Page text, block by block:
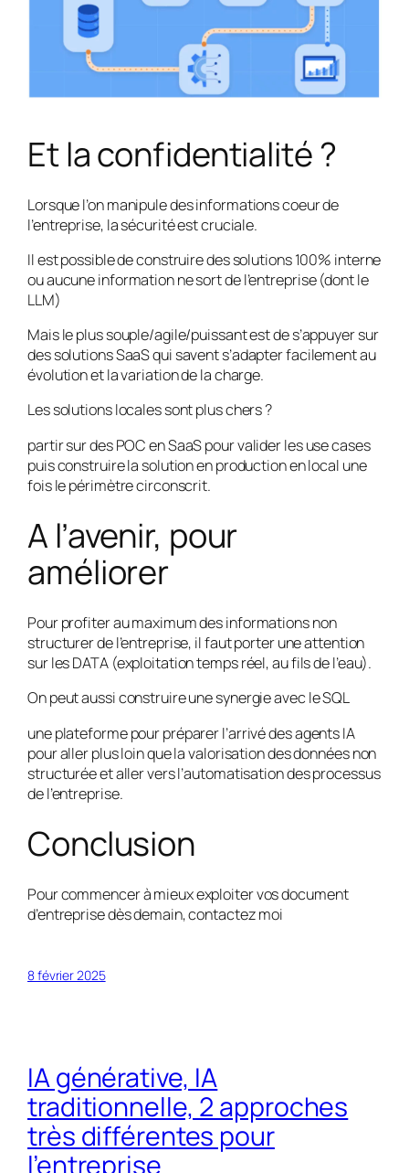
Et la confidentialité ?
Lorsque l’on manipule des informations coeur de
l’entreprise, la sécurité est cruciale.
Il est possible de construire des solutions 100% interne
ou aucune information ne sort de l’entreprise (dont le
LLM)
Mais le plus souple/agile/puissant est de s’appuyer sur
des solutions SaaS qui savent s’adapter facilement au
évolution et la variation de la charge.
Les solutions locales sont plus chers ?
partir sur des POC en SaaS pour valider les use cases
puis construire la solution en production en local une
fois le périmètre circonscrit.
A l’avenir, pour
améliorer
Pour profiter au maximum des informations non
structurer de l’entreprise, il faut porter une attention
sur les DATA (exploitation temps réel, au fils de l’eau).
On peut aussi construire une synergie avec le SQL
une plateforme pour préparer l’arrivé des agents IA
pour aller plus loin que la valorisation des données non
structurée et aller vers l’automatisation des processus
de l’entreprise.
Conclusion
Pour commencer à mieux exploiter vos document
d’entreprise dès demain, contactez moi
8 février 2025
IA générative, IA
traditionnelle, 2 approches
très différentes pour
l’entreprise